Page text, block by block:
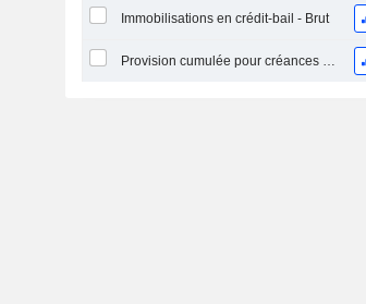
Immobilisations en crédit-bail - Brut
Provision cumulée pour créances douteuses (Supple)